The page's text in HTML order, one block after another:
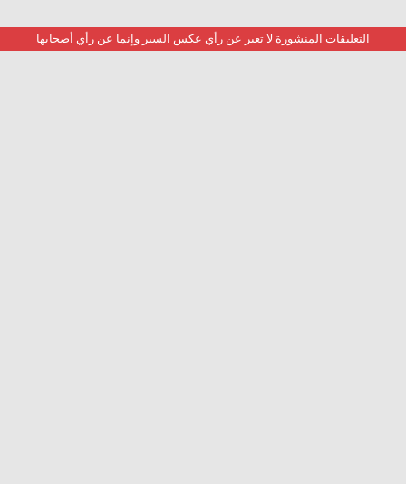
التعليقات المنشورة لا تعبر عن رأي عكس السير وإنما عن رأي أصحابها